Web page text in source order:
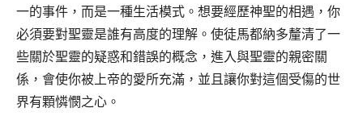
一的事件，而是一種生活模式。想要經歷神聖的相遇，你
必須要對聖靈是誰有高度的理解。使徒馬都納多釐清了一
些關於聖靈的疑惑和錯誤的概念，進入與聖靈的親密關
係，會使你被上帝的愛所充滿，並且讓你對這個受傷的世
界有顆憐憫之心。